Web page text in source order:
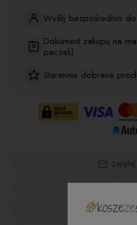
Wyślij bezpośrednio
Dokument zakupu na
paczek)
Starannie dobrane
poleć